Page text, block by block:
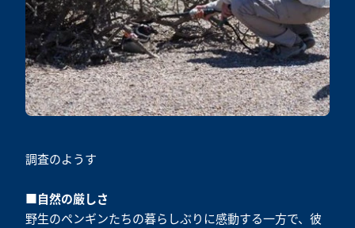
調査のようす
■自然の厳しさ
野生のペンギンたちの暮らしぶりに感動する一方で、彼